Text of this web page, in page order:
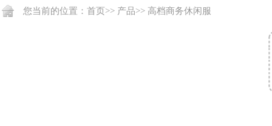
您当前的位置： 首页>> 产品>> 高档商务休闲服